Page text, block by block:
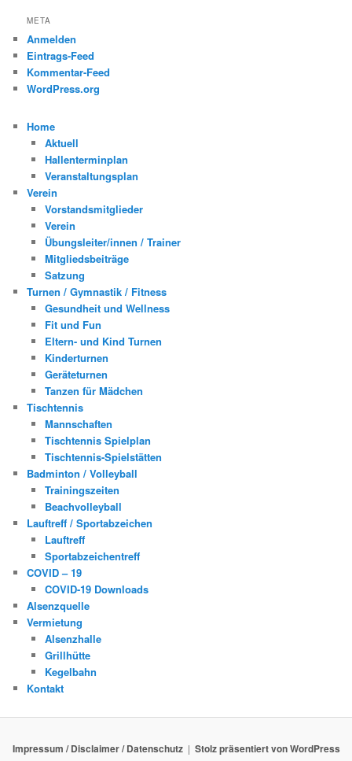
META
Anmelden
Eintrags-Feed
Kommentar-Feed
WordPress.org
Home
Aktuell
Hallenterminplan
Veranstaltungsplan
Verein
Vorstandsmitglieder
Verein
Übungsleiter/innen / Trainer
Mitgliedsbeiträge
Satzung
Turnen / Gymnastik / Fitness
Gesundheit und Wellness
Fit und Fun
Eltern- und Kind Turnen
Kinderturnen
Geräteturnen
Tanzen für Mädchen
Tischtennis
Mannschaften
Tischtennis Spielplan
Tischtennis-Spielstätten
Badminton / Volleyball
Trainingszeiten
Beachvolleyball
Lauftreff / Sportabzeichen
Lauftreff
Sportabzeichentreff
COVID – 19
COVID-19 Downloads
Alsenzquelle
Vermietung
Alsenzhalle
Grillhütte
Kegelbahn
Kontakt
Impressum / Disclaimer / Datenschutz Stolz präsentiert von WordPress